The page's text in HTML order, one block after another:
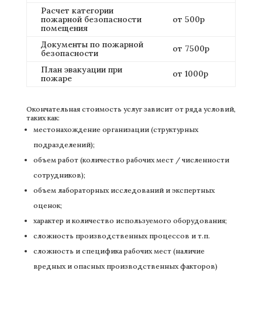
Расчет категории
пожарной безопасности
помещения
от 500р
Документы по пожарной
безопасности
от 7500р
План эвакуации при
пожаре
от 1000р
Окончательная стоимость услуг зависит от ряда условий,
таких как:
местонахождение организации (структурных
подразделений);
объем работ (количество рабочих мест / численности
сотрудников);
объем лабораторных исследований и экспертных
оценок;
характер и количество используемого оборудования;
сложность производственных процессов и т.п.
сложность и специфика рабочих мест (наличие
вредных и опасных производственных факторов)